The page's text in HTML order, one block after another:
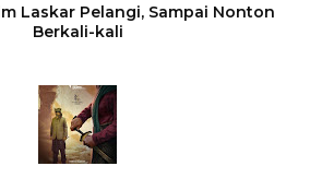
Laskar Pelangi, Sampai Nonton
Berkali-kali